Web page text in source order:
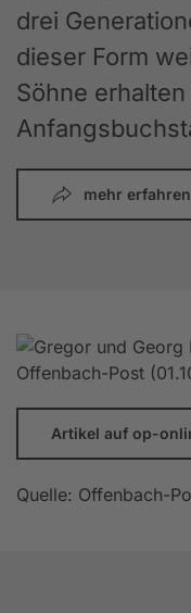
drei
dieser Form
Söhne
mehr erfahren
Artikel auf op-
Quelle: Offenbach-